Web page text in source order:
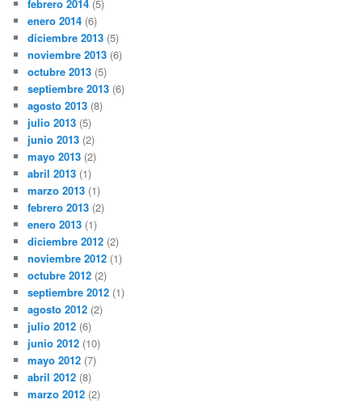
febrero 2014 (5)
enero 2014 (6)
diciembre 2013 (5)
noviembre 2013 (6)
octubre 2013 (5)
septiembre 2013 (6)
agosto 2013 (8)
julio 2013 (5)
junio 2013 (2)
mayo 2013 (2)
abril 2013 (1)
marzo 2013 (1)
febrero 2013 (2)
enero 2013 (1)
diciembre 2012 (2)
noviembre 2012 (1)
octubre 2012 (2)
septiembre 2012 (1)
agosto 2012 (2)
julio 2012 (6)
junio 2012 (10)
mayo 2012 (7)
abril 2012 (8)
marzo 2012 (2)